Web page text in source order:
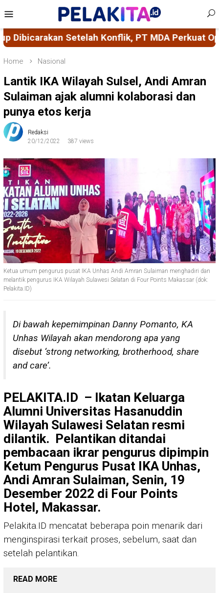
to
content
Menu
PT MDA Perkuat Operasional Pertambangan
Home Nasional
Lantik IKA Wilayah Sulsel, Andi Amran
Sulaiman ajak alumni kolaborasi dan
punya etos kerja
Redaksi
20/12/2022
387 views
Ketua umum pengurus pusat IKA Unhas Andi Amran Sulaiman menghadiri dan
melantik pengurus IKA Wilayah Sulawesi Selatan di Four Points Makassar (dok:
Pelakita.ID)
Di bawah kepemimpinan Danny Pomanto, KA
Unhas Wilayah akan mendorong apa yang
disebut ‘strong networking, brotherhood, share
and care’.
PELAKITA.ID – Ikatan Keluarga
Alumni Universitas Hasanuddin
Wilayah Sulawesi Selatan resmi
dilantik. Pelantikan ditandai
pembacaan ikrar pengurus dipimpin
Ketum Pengurus Pusat IKA Unhas,
Andi Amran Sulaiman, Senin, 19
Desember 2022 di Four Points
Hotel, Makassar.
Pelakita.ID mencatat beberapa poin menarik dari
menginspirasi terkait proses, sebelum, saat dan
setelah pelantikan.
READ MORE